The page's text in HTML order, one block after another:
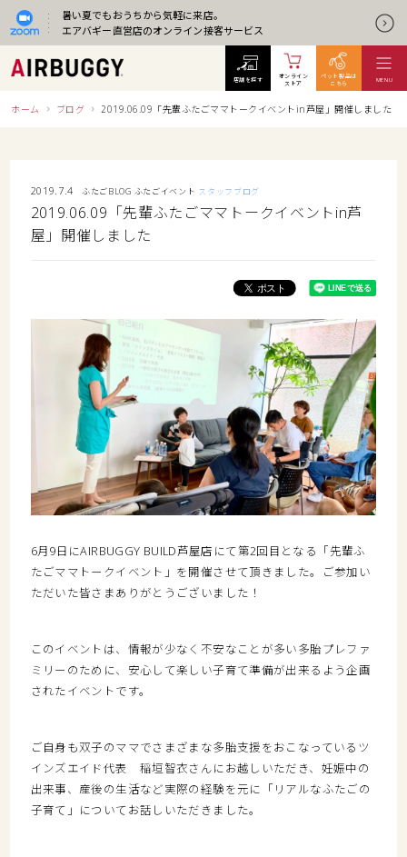
暑い夏でもおうちから気軽に来店。
エアバギー直営店のオンライン接客サービス
ホーム ブログ 2019.06.09「先輩ふたごママトークイベントin芦屋」開催しました
2019.7.4 ふたごBLOG ふたごイベント スタッフブログ
2019.06.09「先輩ふたごママトークイベントin芦
屋」開催しました
6月9日にAIRBUGGY BUILD芦屋店にて第2回目となる「先輩ふ
たごママトークイベント」を開催させて頂きました。ご参加い
ただいた皆さまありがとうございました！
このイベントは、情報が少なく不安なことが多い多胎プレファ
ミリーのために、安心して楽しい子育て準備が出来るよう企画
されたイベントです。
ご自身も双子のママでさまざまな多胎支援をおこなっているツ
インズエイド代表 稲垣智衣さんにお越しいただき、妊娠中の
出来事、産後の生活など実際の経験を元に「リアルなふたごの
子育て」についてお話しいただきました。
店舗を探す
オンライン
ストア
ペット製品は
こちら
MENU